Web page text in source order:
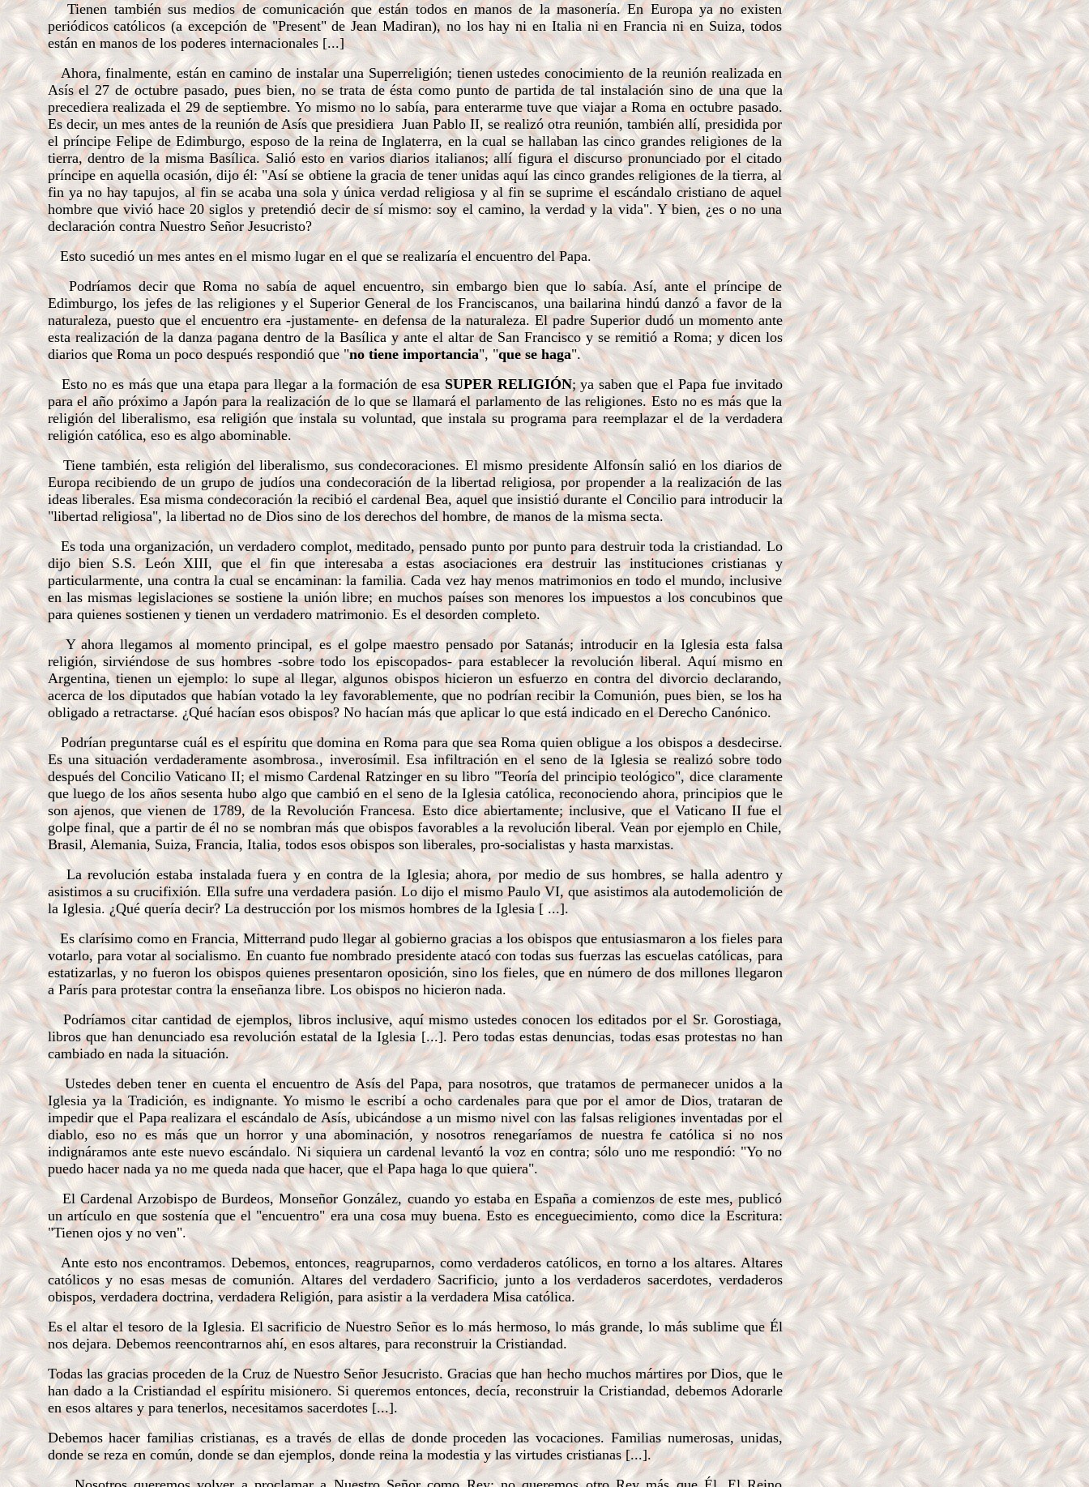
Tienen también sus medios de comunicación que están todos en manos de la masonería. En Europa ya no existen
periódicos católicos (a excepción de "Present" de Jean Madiran), no los hay ni en Italia ni en Francia ni en Suiza, todos
están en manos de los poderes internacionales [...]
Ahora, finalmente, están en camino de instalar una Superreligión; tienen ustedes conocimiento de la reunión realizada en
Asís el 27 de octubre pasado, pues bien, no se trata de ésta como punto de partida de tal instalación sino de una que la
precediera realizada el 29 de septiembre. Yo mismo no lo sabía, para enterarme tuve que viajar a Roma en octubre pasado.
Es decir, un mes antes de la reunión de Asís que presidiera Juan Pablo II, se realizó otra reunión, también allí, presidida por
el príncipe Felipe de Edimburgo, esposo de la reina de Inglaterra, en la cual se hallaban las cinco grandes religiones de la
tierra, dentro de la misma Basílica. Salió esto en varios diarios italianos; allí figura el discurso pronunciado por el citado
príncipe en aquella ocasión, dijo él: "Así se obtiene la gracia de tener unidas aquí las cinco grandes religiones de la tierra, al
fin ya no hay tapujos, al fin se acaba una sola y única verdad religiosa y al fin se suprime el escándalo cristiano de aquel
hombre que vivió hace 20 siglos y pretendió decir de sí mismo: soy el camino, la verdad y la vida". Y bien, ¿es o no una
declaración contra Nuestro Señor Jesucristo?
Esto sucedió un mes antes en el mismo lugar en el que se realizaría el encuentro del Papa.
Podríamos decir que Roma no sabía de aquel encuentro, sin embargo bien que lo sabía. Así, ante el príncipe de
Edimburgo, los jefes de las religiones y el Superior General de los Franciscanos, una bailarina hindú danzó a favor de la
naturaleza, puesto que el encuentro era -justamente- en defensa de la naturaleza. El padre Superior dudó un momento ante
esta realización de la danza pagana dentro de la Basílica y ante el altar de San Francisco y se remitió a Roma; y dicen los
diarios que Roma un poco después respondió que "no tiene importancia", "que se haga".
Esto no es más que una etapa para llegar a la formación de esa SUPER RELIGIÓN; ya saben que el Papa fue invitado
para el año próximo a Japón para la realización de lo que se llamará el parlamento de las religiones. Esto no es más que la
religión del liberalismo, esa religión que instala su voluntad, que instala su programa para reemplazar el de la verdadera
religión católica, eso es algo abominable.
Tiene también, esta religión del liberalismo, sus condecoraciones. El mismo presidente Alfonsín salió en los diarios de
Europa recibiendo de un grupo de judíos una condecoración de la libertad religiosa, por propender a la realización de las
ideas liberales. Esa misma condecoración la recibió el cardenal Bea, aquel que insistió durante el Concilio para introducir la
"libertad religiosa", la libertad no de Dios sino de los derechos del hombre, de manos de la misma secta.
Es toda una organización, un verdadero complot, meditado, pensado punto por punto para destruir toda la cristiandad. Lo
dijo bien S.S. León XIII, que el fin que interesaba a estas asociaciones era destruir las instituciones cristianas y
particularmente, una contra la cual se encaminan: la familia. Cada vez hay menos matrimonios en todo el mundo, inclusive
en las mismas legislaciones se sostiene la unión libre; en muchos países son menores los impuestos a los concubinos que
para quienes sostienen y tienen un verdadero matrimonio. Es el desorden completo.
Y ahora llegamos al momento principal, es el golpe maestro pensado por Satanás; introducir en la Iglesia esta falsa
religión, sirviéndose de sus hombres -sobre todo los episcopados- para establecer la revolución liberal. Aquí mismo en
Argentina, tienen un ejemplo: lo supe al llegar, algunos obispos hicieron un esfuerzo en contra del divorcio declarando,
acerca de los diputados que habían votado la ley favorablemente, que no podrían recibir la Comunión, pues bien, se los ha
obligado a retractarse. ¿Qué hacían esos obispos? No hacían más que aplicar lo que está indicado en el Derecho Canónico.
Podrían preguntarse cuál es el espíritu que domina en Roma para que sea Roma quien obligue a los obispos a desdecirse.
Es una situación verdaderamente asombrosa., inverosímil. Esa infiltración en el seno de la Iglesia se realizó sobre todo
después del Concilio Vaticano II; el mismo Cardenal Ratzinger en su libro "Teoría del principio teológico", dice claramente
que luego de los años sesenta hubo algo que cambió en el seno de la Iglesia católica, reconociendo ahora, principios que le
son ajenos, que vienen de 1789, de la Revolución Francesa. Esto dice abiertamente; inclusive, que el Vaticano II fue el
golpe final, que a partir de él no se nombran más que obispos favorables a la revolución liberal. Vean por ejemplo en Chile,
Brasil, Alemania, Suiza, Francia, Italia, todos esos obispos son liberales, pro-socialistas y hasta marxistas.
La revolución estaba instalada fuera y en contra de la Iglesia; ahora, por medio de sus hombres, se halla adentro y
asistimos a su crucifixión. Ella sufre una verdadera pasión. Lo dijo el mismo Paulo VI, que asistimos ala autodemolición de
la Iglesia. ¿Qué quería decir? La destrucción por los mismos hombres de la Iglesia [ ...].
Es clarísimo como en Francia, Mitterrand pudo llegar al gobierno gracias a los obispos que entusiasmaron a los fieles para
votarlo, para votar al socialismo. En cuanto fue nombrado presidente atacó con todas sus fuerzas las escuelas católicas, para
estatizarlas, y no fueron los obispos quienes presentaron oposición, sino los fieles, que en número de dos millones llegaron
a París para protestar contra la enseñanza libre. Los obispos no hicieron nada.
Podríamos citar cantidad de ejemplos, libros inclusive, aquí mismo ustedes conocen los editados por el Sr. Gorostiaga,
libros que han denunciado esa revolución estatal de la Iglesia [...]. Pero todas estas denuncias, todas esas protestas no han
cambiado en nada la situación.
Ustedes deben tener en cuenta el encuentro de Asís del Papa, para nosotros, que tratamos de permanecer unidos a la
Iglesia ya la Tradición, es indignante. Yo mismo le escribí a ocho cardenales para que por el amor de Dios, trataran de
impedir que el Papa realizara el escándalo de Asís, ubicándose a un mismo nivel con las falsas religiones inventadas por el
diablo, eso no es más que un horror y una abominación, y nosotros renegaríamos de nuestra fe católica si no nos
indignáramos ante este nuevo escándalo. Ni siquiera un cardenal levantó la voz en contra; sólo uno me respondió: "Yo no
puedo hacer nada ya no me queda nada que hacer, que el Papa haga lo que quiera".
El Cardenal Arzobispo de Burdeos, Monseñor González, cuando yo estaba en España a comienzos de este mes, publicó
un artículo en que sostenía que el "encuentro" era una cosa muy buena. Esto es enceguecimiento, como dice la Escritura:
"Tienen ojos y no ven".
Ante esto nos encontramos. Debemos, entonces, reagruparnos, como verdaderos católicos, en torno a los altares. Altares
católicos y no esas mesas de comunión. Altares del verdadero Sacrificio, junto a los verdaderos sacerdotes, verdaderos
obispos, verdadera doctrina, verdadera Religión, para asistir a la verdadera Misa católica.
Es el altar el tesoro de la Iglesia. El sacrificio de Nuestro Señor es lo más hermoso, lo más grande, lo más sublime que Él
nos dejara. Debemos reencontrarnos ahí, en esos altares, para reconstruir la Cristiandad.
Todas las gracias proceden de la Cruz de Nuestro Señor Jesucristo. Gracias que han hecho muchos mártires por Dios, que le
han dado a la Cristiandad el espíritu misionero. Si queremos entonces, decía, reconstruir la Cristiandad, debemos Adorarle
en esos altares y para tenerlos, necesitamos sacerdotes [...].
Debemos hacer familias cristianas, es a través de ellas de donde proceden las vocaciones. Familias numerosas, unidas,
donde se reza en común, donde se dan ejemplos, donde reina la modestia y las virtudes cristianas [...].